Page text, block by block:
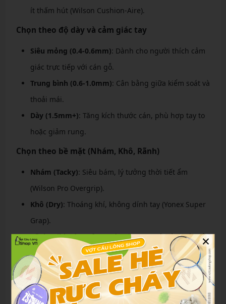
ít thấm hút (Wilson Cushion-Aire).
Chọn theo độ dày và cảm giác tay
Siêu mỏng (0.4-0.6mm): Dành cho người thích cảm
giác trực tiếp với cán gỗ.
Trung bình (0.6-1.0mm): Cân bằng giữa kiểm soát và
thoải mái.
Dày (1.5mm+): Tăng kích thước cán, phù hợp tay to
hoặc giảm rung.
Chọn theo bề mặt (Nhám, Khô, Rãnh)
Nhám (Tacky): Siêu bám, lý tưởng thời tiết ẩm
(Wilson Pro Overgrip).
Khô (Dry): Thoáng khí, không dính tay (Yonex Super
Grap).
Rãnh (Ribbed/Perforated): Tăng ma sát và thoát mồ
hôi (Head Prime Pro).
Lựa chọn theo khả năng thấm hút mồ hôi
Mức thấm hút cao: Overgrip chứa Hydro-perforated
×